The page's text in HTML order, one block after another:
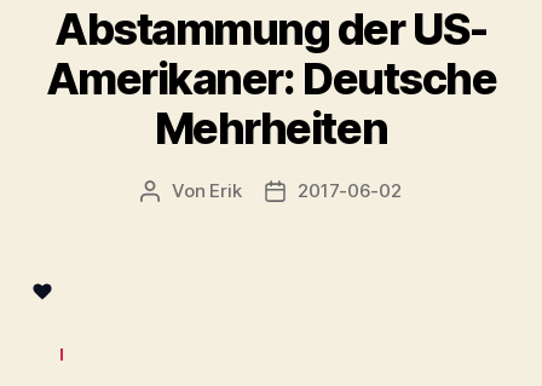
Abstammung der US-
Amerikaner: Deutsche
Mehrheiten
Beitragsautor
Von Erik Veröffentlichungsdatum
2017-06-02